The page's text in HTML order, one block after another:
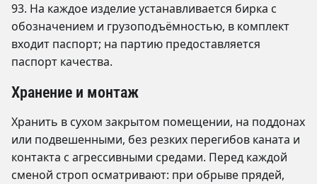
93. На каждое изделие устанавливается бирка с
обозначением и грузоподъёмностью, в комплект
входит паспорт; на партию предоставляется
паспорт качества.
Хранение и монтаж
Хранить в сухом закрытом помещении, на поддонах
или подвешенными, без резких перегибов каната и
контакта с агрессивными средами. Перед каждой
сменой строп осматривают: при обрыве прядей,